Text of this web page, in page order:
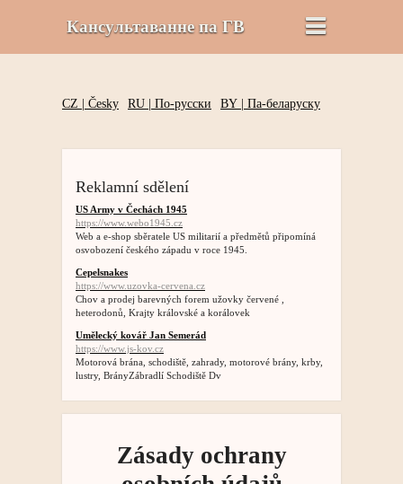
Кансультаванне па ГВ
CZ | Česky RU | По-русски BY | Па-беларуску
Reklamní sdělení
US Army v Čechách 1945
https://www.webo1945.cz
Web a e-shop sběratele US militarií a předmětů připomíná
osvobození českého západu v roce 1945.
Cepelsnakes
https://www.uzovka-cervena.cz
Chov a prodej barevných forem užovky červené ,
heterodonů, Krajty královské a korálovek
Umělecký kovář Jan Semerád
https://www.js-kov.cz
Motorová brána, schodiště, zahrady, motorové brány, krby,
lustry, BrányZábradlí Schodiště Dv
Zásady ochrany